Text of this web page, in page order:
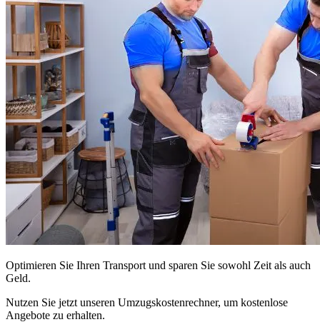
Optimieren Sie Ihren Transport und sparen Sie sowohl Zeit als auch
Geld.
Nutzen Sie jetzt unseren Umzugskostenrechner, um kostenlose
Angebote zu erhalten.